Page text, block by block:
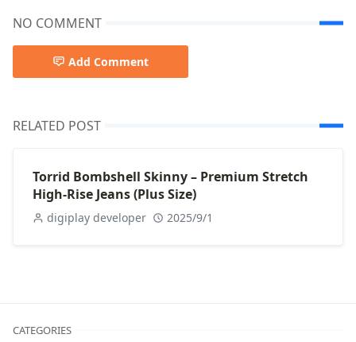
NO COMMENT
Add Comment
RELATED POST
Torrid Bombshell Skinny – Premium Stretch
High-Rise Jeans (Plus Size)
digiplay developer 2025/9/1
CATEGORIES